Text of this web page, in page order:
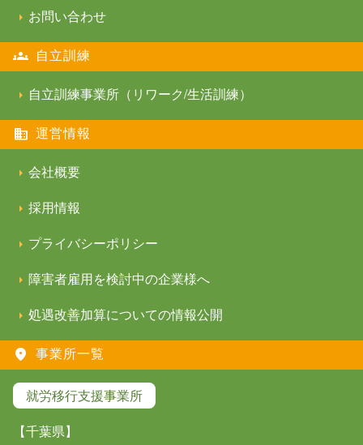
お問い合わせ
自立訓練
自立訓練事業所（リワーク/生活訓練）
運営情報
会社概要
採用情報
プライバシーポリシー
障害者雇用を検討中の企業様へ
処遇改善加算についての情報公開
事業所一覧
就労移行支援事業所
【千葉県】